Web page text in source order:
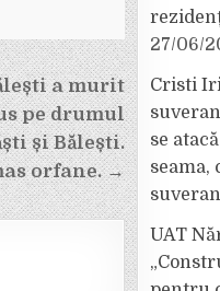
a murit
pe drumul
și Bălești.
orfane. →
27/06/
Cristi
se
seama,
UAT